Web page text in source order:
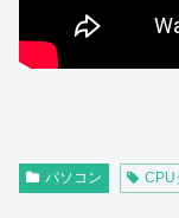
パソコン CPU